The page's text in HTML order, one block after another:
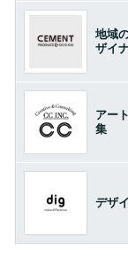
地域
ザイ
アー
集
デザ